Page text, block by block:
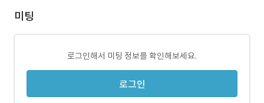
미팅
로그인해서 미팅 정보를 확인해보세요.
로그인